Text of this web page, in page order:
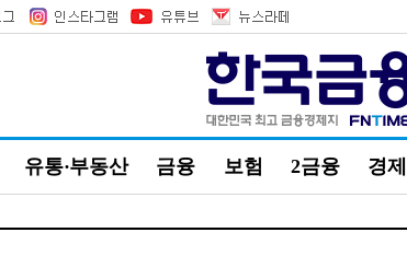
유통·부동산 금융 보험 2금융 경